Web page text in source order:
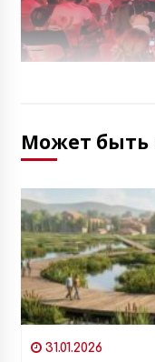
Может быть
31.01.2026